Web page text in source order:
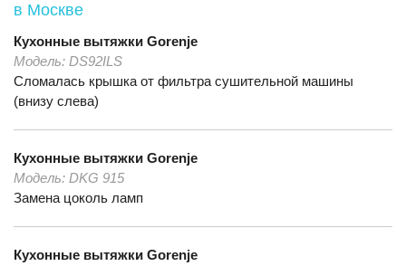
в Москве
Кухонные вытяжки Gorenje
Модель: DS92ILS
Сломалась крышка от фильтра сушительной машины
(внизу слева)
Кухонные вытяжки Gorenje
Модель: DKG 915
Замена цоколь ламп
Кухонные вытяжки Gorenje